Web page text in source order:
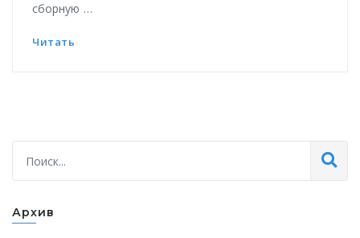
сборную …
Читать
Архив